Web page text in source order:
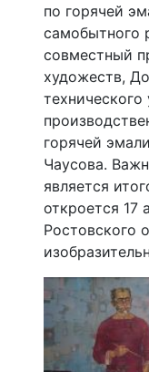
по горячей
самобытного
совместный
художеств,
технического
горячей
Чаусова.
является
откроется 17
Ростовского